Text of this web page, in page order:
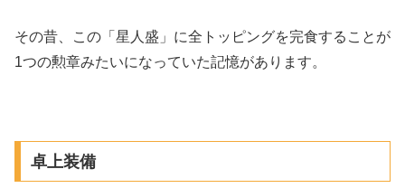
その昔、この「星人盛」に全トッピングを完食することが
1つの勲章みたいになっていた記憶があります。
卓上装備